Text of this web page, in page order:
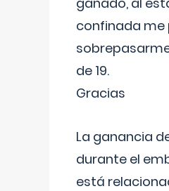
confinada me
de 19.
Gracias
La ganancia
durante el
está